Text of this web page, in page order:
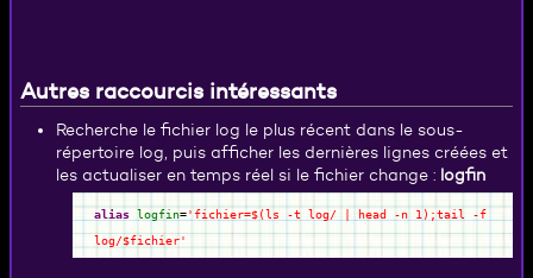
Autres raccourcis intéressants
Recherche le fichier log le plus récent dans le sous-
répertoire log, puis afficher les dernières lignes créées et
les actualiser en temps réel si le fichier change : logfin
alias logfin='fichier=$(ls -t log/ | head -n 1);tail -f
log/$fichier'